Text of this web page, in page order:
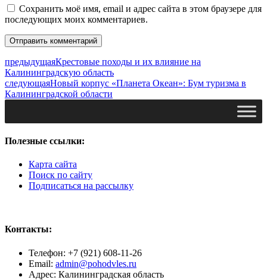
Сохранить моё имя, email и адрес сайта в этом браузере для
последующих моих комментариев.
предыдущаяКрестовые походы и их влияние на
Калининградскую область
следующаяНовый корпус «Планета Океан»: Бум туризма в
Калининградской области
Полезные ссылки:
Карта сайта
Поиск по сайту
Подписаться на рассылку
Контакты:
Телефон: +7 (921) 608-11-26
Email: admin@pohodvles.ru
Адрес: Калининградская область